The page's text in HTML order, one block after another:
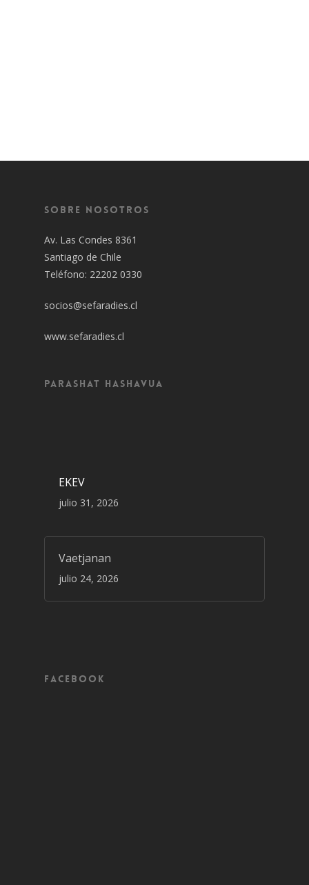
Sobre Nosotros
Av. Las Condes 8361
Santiago de Chile
Teléfono: 22202 0330
socios@sefaradies.cl
www.sefaradies.cl
Parashat Hashavua
EKEV
julio 31, 2026
Vaetjanan
julio 24, 2026
Facebook